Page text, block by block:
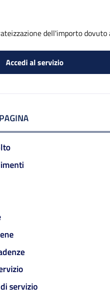
dell'importo
Accedi al servizio
servizio